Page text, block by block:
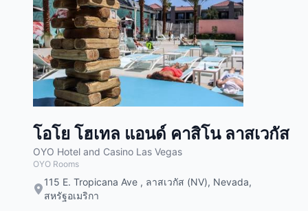
โอโย โฮเทล แอนด์ คาสิโน ลาสเวกัส
OYO Hotel and Casino Las Vegas
OYO Rooms
115 E. Tropicana Ave , ลาสเวกัส (NV), Nevada,
สหรัฐอเมริกา